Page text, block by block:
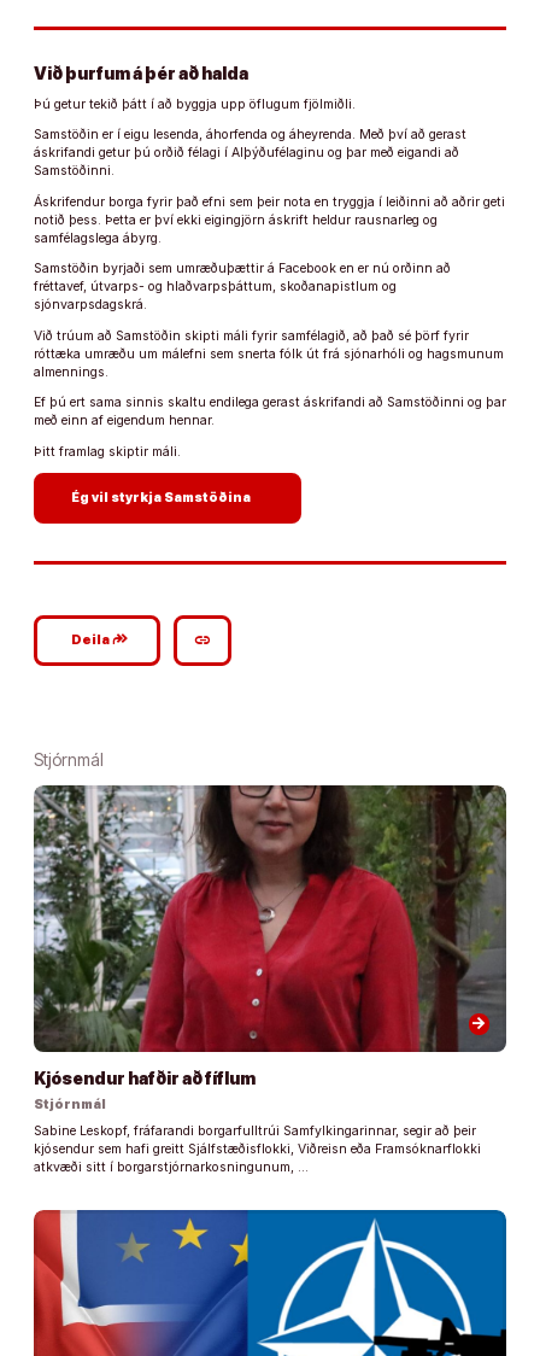
Við þurfum á þér að halda
Þú getur tekið þátt í að byggja upp öflugum fjölmiðli.
Samstöðin er í eigu lesenda, áhorfenda og áheyrenda. Með því að gerast
áskrifandi getur þú orðið félagi í Alþýðufélaginu og þar með eigandi að
Samstöðinni.
Áskrifendur borga fyrir það efni sem þeir nota en tryggja í leiðinni að aðrir geti
notið þess. Þetta er því ekki eigingjörn áskrift heldur rausnarleg og
samfélagslega ábyrg.
Samstöðin byrjaði sem umræðuþættir á Facebook en er nú orðinn að
fréttavef, útvarps- og hlaðvarpsþáttum, skoðanapistlum og
sjónvarpsdagskrá.
Við trúum að Samstöðin skipti máli fyrir samfélagið, að það sé þörf fyrir
róttæka umræðu um málefni sem snerta fólk út frá sjónarhóli og hagsmunum
almennings.
Ef þú ert sama sinnis skaltu endilega gerast áskrifandi að Samstöðinni og þar
með einn af eigendum hennar.
Þitt framlag skiptir máli.
Ég vil styrkja Samstöðina
Deilagoogle_plus_reshare link
Stjórnmál
arrow_forward
Kjósendur hafðir að fíflum
Stjórnmál
Sabine Leskopf, fráfarandi borgarfulltrúi Samfylkingarinnar, segir að þeir
kjósendur sem hafi greitt Sjálfstæðisflokki, Viðreisn eða Framsóknarflokki
atkvæði sitt í borgarstjórnarkosningunum, …